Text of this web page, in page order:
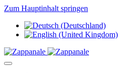
Zum Hauptinhalt springen